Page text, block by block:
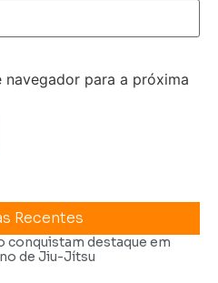
navegador para a próxima
Recentes
conquistam destaque em
de Jiu-Jítsu